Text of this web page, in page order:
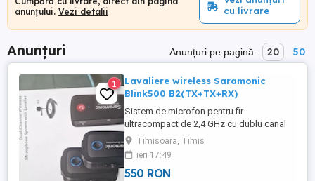
anunțului. Vezi detalii
cu livrare
Anunțuri Anunțuri pe pagină: 20 50
1
Lavaliere wireless Saramonic
Blink500 B2(TX+TX+RX)
Sistem de microfon pentru fir
ultracompact de 2,4 GHz cu dublu canal
șși două lavaliere Saramonic Blink 500 B2
este un sistem de microfoane fără fir
pentru 2 persoane incredibile de compact,
Ușsau și ușsau de utilizat pentru DSLR,
Timisoara, Timis
ieri 17:49
550 RON